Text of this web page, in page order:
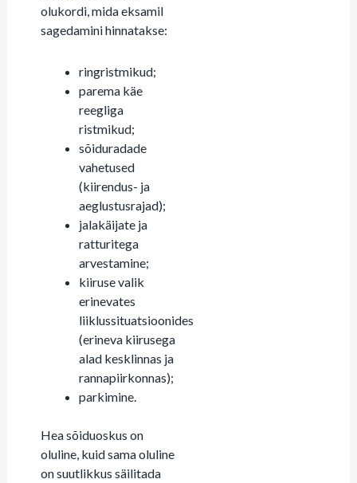
olukordi, mida eksamil
sagedamini hinnatakse:
ringristmikud;
parema käe
reegliga
ristmikud;
sõiduradade
vahetused
(kiirendus- ja
aeglustusrajad);
jalakäijate ja
ratturitega
arvestamine;
kiiruse valik
erinevates
liiklussituatsioonides
(erineva kiirusega
alad kesklinnas ja
rannapiirkonnas);
parkimine.
Hea sõiduoskus on
oluline, kuid sama oluline
on suutlikkus säilitada